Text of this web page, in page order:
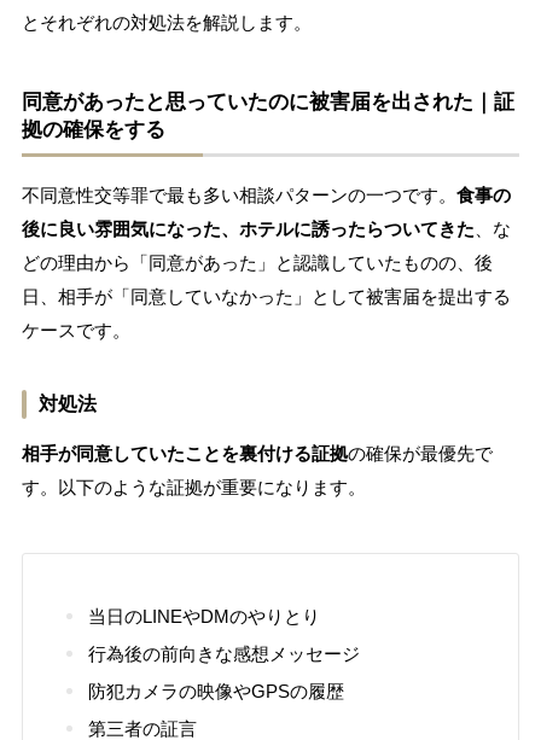
とそれぞれの対処法を解説します。
同意があったと思っていたのに被害届を出された｜証
拠の確保をする
不同意性交等罪で最も多い相談パターンの一つです。 食事の
後に良い雰囲気になった、ホテルに誘ったらついてきた 、な
どの理由から「同意があった」と認識していたものの、後
日、相手が「同意していなかった」として被害届を提出する
ケースです。
対処法
相手が同意していたことを裏付ける証拠の確保が最優先で
す。以下のような証拠が重要になります。
当日のLINEやDMのやりとり
行為後の前向きな感想メッセージ
防犯カメラの映像やGPSの履歴
第三者の証言